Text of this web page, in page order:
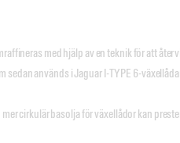
med hjälp av en teknik för att
används i Jaguar I-TYPE 6-
cirkulär basolja för växellådor kan